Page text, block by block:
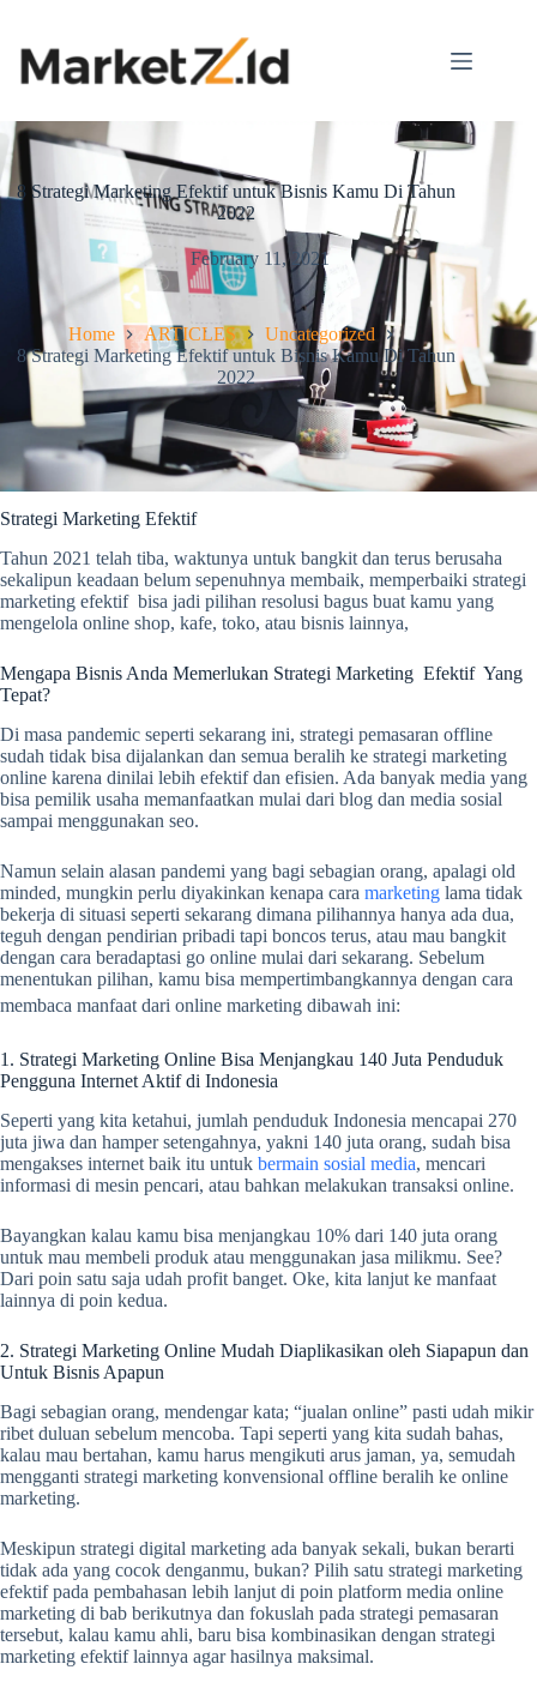
8 Strategi Marketing Efektif untuk Bisnis Kamu Di Tahun
2022
February 11, 2021
Home ARTICLES
Uncategorized
8 Strategi Marketing Efektif untuk Bisnis Kamu Di Tahun
2022
Strategi Marketing Efektif
Tahun 2021 telah tiba, waktunya untuk bangkit dan terus berusaha
sekalipun keadaan belum sepenuhnya membaik, memperbaiki strategi
marketing efektif bisa jadi pilihan resolusi bagus buat kamu yang
mengelola online shop, kafe, toko, atau bisnis lainnya,
Mengapa Bisnis Anda Memerlukan Strategi Marketing Efektif Yang
Tepat?
Di masa pandemic seperti sekarang ini, strategi pemasaran offline
sudah tidak bisa dijalankan dan semua beralih ke strategi marketing
online karena dinilai lebih efektif dan efisien. Ada banyak media yang
bisa pemilik usaha memanfaatkan mulai dari blog dan media sosial
sampai menggunakan seo.
Namun selain alasan pandemi yang bagi sebagian orang, apalagi old
minded, mungkin perlu diyakinkan kenapa cara marketing lama tidak
bekerja di situasi seperti sekarang dimana pilihannya hanya ada dua,
teguh dengan pendirian pribadi tapi boncos terus, atau mau bangkit
dengan cara beradaptasi go online mulai dari sekarang. Sebelum
menentukan pilihan, kamu bisa mempertimbangkannya dengan cara
membaca manfaat dari online marketing dibawah ini:
1. Strategi Marketing Online Bisa Menjangkau 140 Juta Penduduk
Pengguna Internet Aktif di Indonesia
Seperti yang kita ketahui, jumlah penduduk Indonesia mencapai 270
juta jiwa dan hamper setengahnya, yakni 140 juta orang, sudah bisa
mengakses internet baik itu untuk bermain sosial media, mencari
informasi di mesin pencari, atau bahkan melakukan transaksi online.
Bayangkan kalau kamu bisa menjangkau 10% dari 140 juta orang
untuk mau membeli produk atau menggunakan jasa milikmu. See?
Dari poin satu saja udah profit banget. Oke, kita lanjut ke manfaat
lainnya di poin kedua.
2. Strategi Marketing Online Mudah Diaplikasikan oleh Siapapun dan
Untuk Bisnis Apapun
Bagi sebagian orang, mendengar kata; “jualan online” pasti udah mikir
ribet duluan sebelum mencoba. Tapi seperti yang kita sudah bahas,
kalau mau bertahan, kamu harus mengikuti arus jaman, ya, semudah
mengganti strategi marketing konvensional offline beralih ke online
marketing.
Meskipun strategi digital marketing ada banyak sekali, bukan berarti
tidak ada yang cocok denganmu, bukan? Pilih satu strategi marketing
efektif pada pembahasan lebih lanjut di poin platform media online
marketing di bab berikutnya dan fokuslah pada strategi pemasaran
tersebut, kalau kamu ahli, baru bisa kombinasikan dengan strategi
marketing efektif lainnya agar hasilnya maksimal.